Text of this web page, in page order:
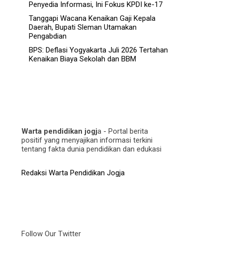
Penyedia Informasi, Ini Fokus KPDI ke-17
Tanggapi Wacana Kenaikan Gaji Kepala
Daerah, Bupati Sleman Utamakan
Pengabdian
BPS: Deflasi Yogyakarta Juli 2026 Tertahan
Kenaikan Biaya Sekolah dan BBM
Warta pendidikan jogja - Portal berita
positif yang menyajikan informasi terkini
tentang fakta dunia pendidikan dan edukasi
Redaksi Warta Pendidikan Jogja
Follow Our Twitter